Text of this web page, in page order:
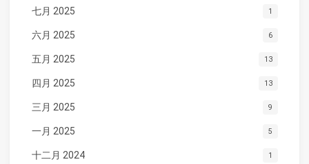
七月 2025 1
六月 2025 6
五月 2025 13
四月 2025 13
三月 2025 9
一月 2025 5
十二月 2024 1